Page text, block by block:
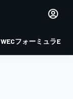
WECフォーミュラE